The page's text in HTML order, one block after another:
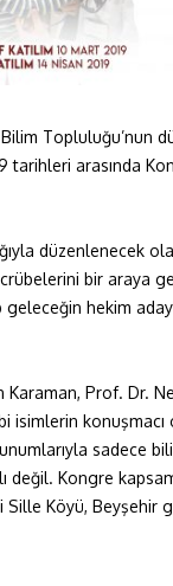
Topluluğu’nun
arasında
düzenlenecek
bir araya
hekim
Prof. Dr.
konuşmacı
sadece
değil. Kongre
Köyü, Beyşehir